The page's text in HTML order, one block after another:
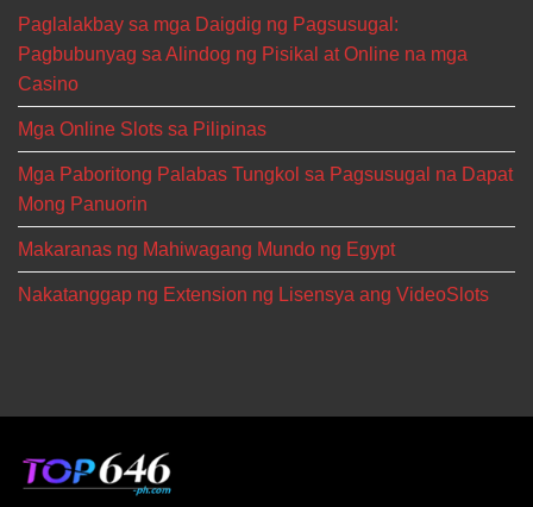
Paglalakbay sa mga Daigdig ng Pagsusugal:
Pagbubunyag sa Alindog ng Pisikal at Online na mga
Casino
Mga Online Slots sa Pilipinas
Mga Paboritong Palabas Tungkol sa Pagsusugal na Dapat
Mong Panuorin
Makaranas ng Mahiwagang Mundo ng Egypt
Nakatanggap ng Extension ng Lisensya ang VideoSlots